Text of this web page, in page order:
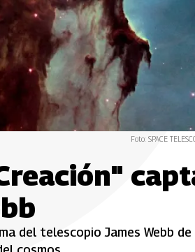
Foto: SPACE
del telescopio James Webb